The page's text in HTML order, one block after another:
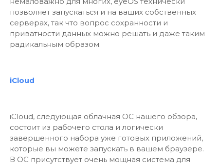
позволяет запускаться и на ваших собственных
серверах, так что вопрос сохранности и
приватности данных можно решать и даже таким
радикальным образом.
iCloud
iCloud, следующая облачная ОС нашего обзора,
состоит из рабочего стола и логически
завершенного набора уже готовых приложений,
которые вы можете запускать в вашем браузере.
В ОС присутствует очень мощная система для